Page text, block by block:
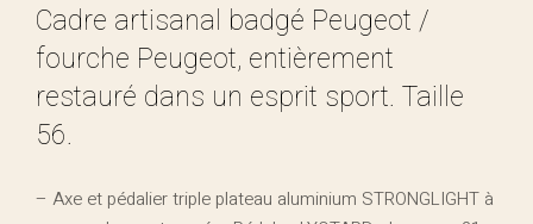
Cadre artisanal badgé Peugeot /
fourche Peugeot, entièrement
restauré dans un esprit sport. Taille
56.
– Axe et pédalier triple plateau aluminium STRONGLIGHT à